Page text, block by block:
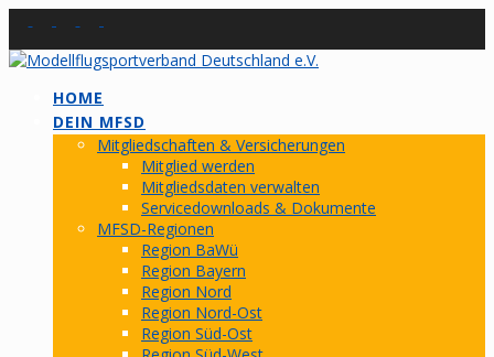
content
HOME
DEIN MFSD
Mitgliedschaften & Versicherungen
Mitglied werden
Mitgliedsdaten verwalten
Servicedownloads & Dokumente
MFSD-Regionen
Region BaWü
Region Bayern
Region Nord
Region Nord-Ost
Region Süd-Ost